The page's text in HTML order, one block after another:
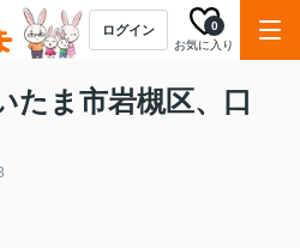
ログイン
お気に入り
0
たま市岩槻区、口